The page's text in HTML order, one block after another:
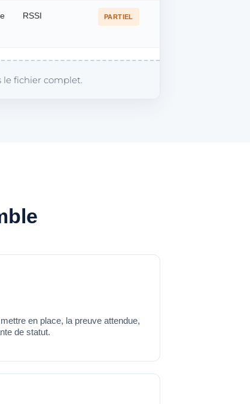
RSSI PARTIEL
le fichier complet.
en place, la preuve attendue,
de statut.